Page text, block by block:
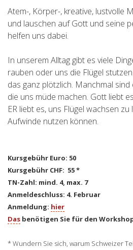
Atem-, Körper-, kreative, lustvolle
und lauschen auf Gott und seine
helfen uns dabei.
In unserem Alltag gibt es viele
rauben oder uns die Flügel
das ganz plötzlich. Manchmal
die uns müde machen. Gott liebt
ER liebt es, uns Flügel wachsen zu
Aufwinde nutzen können.
Kursgebühr Euro: 50
Kursgebühr CHF: 55 *
TN-Zahl: mind. 4, max. 7
Anmeldeschluss: 4. Februar
Anmeldung: hier
Das benötigen Sie für den
* Wundern Sie sich, warum Schweizer